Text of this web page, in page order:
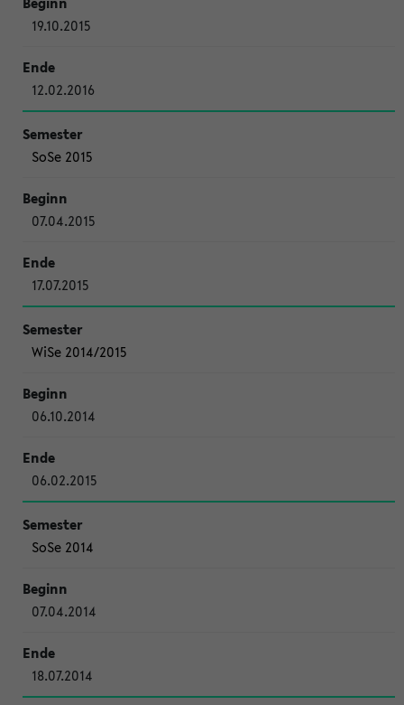
19.10.2015
12.02.2016
SoSe 2015
07.04.2015
17.07.2015
WiSe 2014/2015
06.10.2014
06.02.2015
SoSe 2014
07.04.2014
18.07.2014